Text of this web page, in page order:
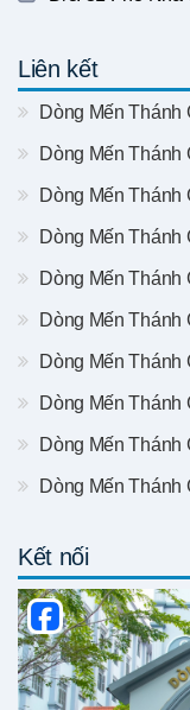
Liên kết
Dòng Mến Thánh
Dòng Mến Thánh
Dòng Mến Thánh
Dòng Mến Thánh
Dòng Mến Thánh
Dòng Mến Thánh
Dòng Mến Thánh
Dòng Mến
Dòng Mến Thánh
Dòng Mến Thánh
Kết nối